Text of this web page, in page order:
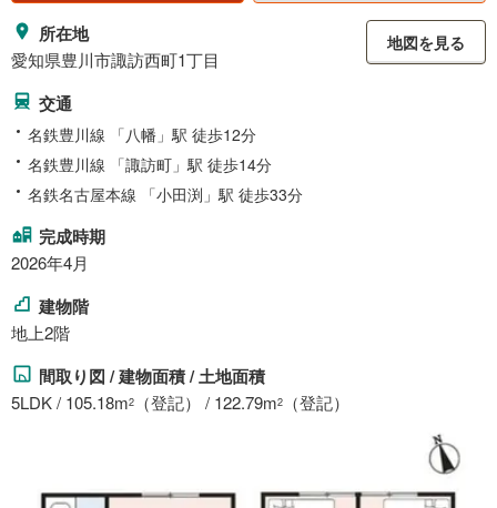
所在地
愛知県豊川市諏訪西町1丁目
地図を見る
交通
名鉄豊川線 「八幡」駅 徒歩12分
名鉄豊川線 「諏訪町」駅 徒歩14分
名鉄名古屋本線 「小田渕」駅 徒歩33分
完成時期
2026年4月
建物階
地上2階
間取り図 / 建物面積 / 土地面積
5LDK / 105.18m2 （登記） / 122.79m2 （登記）